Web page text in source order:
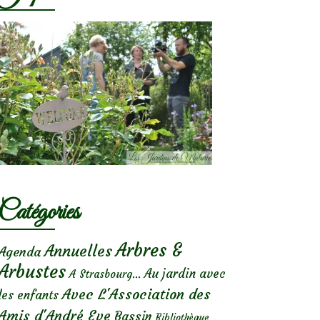
AnnuellesArbres &
A Strasbourg... Au jardin avec
enfants Avec L'Association des
d'André Eve Bassin Bibliothèque